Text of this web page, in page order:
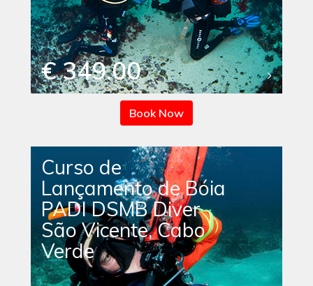
€ 349.00
Book Now
Curso de
Lançamento de Bóia
PADI DSMB Diver
São Vicente, Cabo
Verde